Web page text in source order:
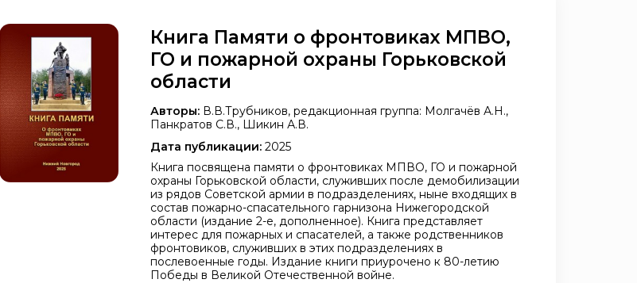
Книга Памяти о фронтовиках МПВО,
ГО и пожарной охраны Горьковской
области
Авторы: В.В.Трубников, редакционная группа: Молгачёв А.Н.,
Панкратов С.В., Шикин А.В.
Дата публикации: 2025
Книга посвящена памяти о фронтовиках МПВО, ГО и пожарной
охраны Горьковской области, служивших после демобилизации
из рядов Советской армии в подразделениях, ныне входящих в
состав пожарно-спасательного гарнизона Нижегородской
области (издание 2-е, дополненное). Книга представляет
интерес для пожарных и спасателей, а также родственников
фронтовиков, служивших в этих подразделениях в
послевоенные годы. Издание книги приурочено к 80-летию
Победы в Великой Отечественной войне.